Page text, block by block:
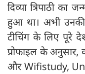
दिव्या त्रिपाठी
हुआ था। अभी
टीचिंग के लिए पूरे
प्रोफाइल के अनुसार,
और Wifistudy,